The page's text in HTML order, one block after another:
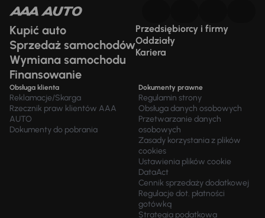
Kupić auto
Sprzedaż samochodów
Wymiana samochodu
Finansowanie
Przedsiębiorcy i firmy
Oddziały
Kariera
Obsługa klienta
Reklamacje/Skarga
Rzecznik praw klientów AAA
AUTO
Dokumenty do pobrania
Dokumenty prawne
Regulamin strony
Obsługa danych osobowych
Przetwarzanie danych
osobowych
Zasady korzystania z plików
cookies
Ustawienia plików cookie
DataAct
Cennik sprzedaży dodatkowej
Regulacje dot. płatności
gotówką
Strategia podatkowa